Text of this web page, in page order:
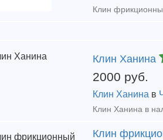
Клин Ханина
2000 руб.
Клин Ханина в
Клин